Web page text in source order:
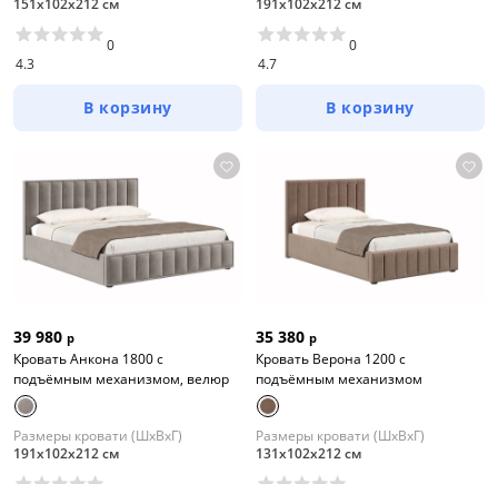
4.3
0
В корзину
4.7
0
В корзину
39 980 р
Кровать Анкона 1800 с
подъёмным механизмом, велюр
Размеры кровати (ШхВхГ)
191х102х212 см
35 380 р
Кровать Верона 1200 с
подъёмным механизмом
Размеры кровати (ШхВхГ)
131х102х212 см